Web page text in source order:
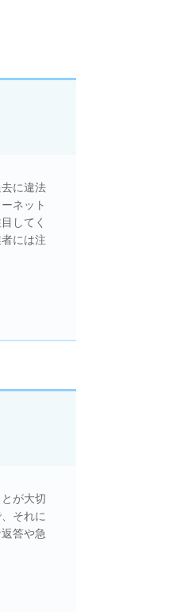
に違法
ネット
してく
には注
が大切
それに
答や急